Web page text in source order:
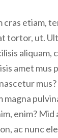
cras etiam,
tortor, ut.
aliquam,
amet mus
magna
enim?
ac nunc